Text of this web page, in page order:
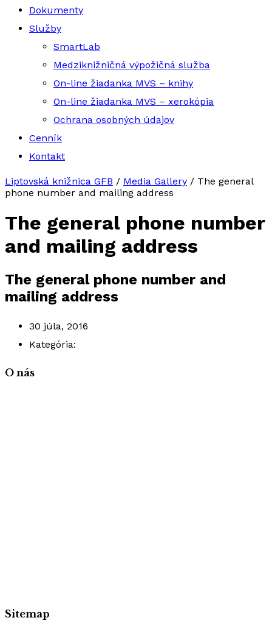
Dokumenty
Služby
SmartLab
Medziknižničná výpožičná služba
On-line žiadanka MVS – knihy
On-line žiadanka MVS – xerokópia
Ochrana osobných údajov
Cenník
Kontakt
Liptovská knižnica GFB / Media Gallery / The general
phone number and mailing address
The general phone number
and mailing address
The general phone number and
mailing address
30 júla, 2016
Kategória:
O nás
Sitemap